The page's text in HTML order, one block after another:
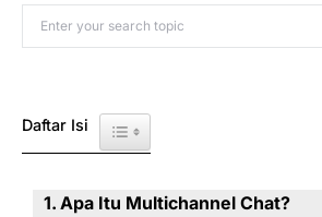
Search for:
Daftar Isi Toggle Table of Content
Apa Itu Multichannel Chat?